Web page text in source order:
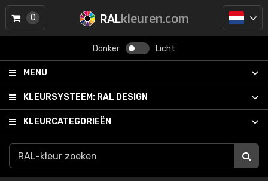
RALkleuren.com
Donker Licht
MENU
KLEURSYSTEEM: RAL DESIGN
KLEURCATEGORIEËN
0